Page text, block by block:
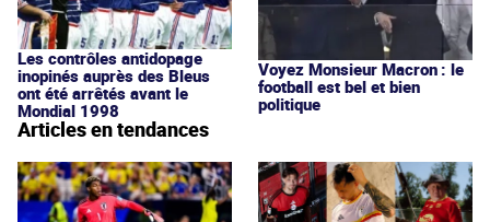
Les contrôles antidopage
inopinés auprès des Bleus
ont été arrêtés avant le
Mondial 1998
Voyez Monsieur Macron : le
football est bel et bien
politique
Articles en tendances